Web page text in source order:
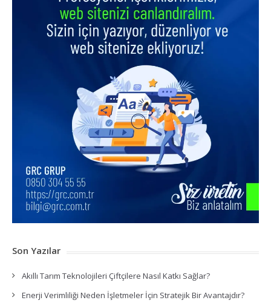
Son Yazılar
Akıllı Tarım Teknolojileri Çiftçilere Nasıl Katkı Sağlar?
Enerji Verimliliği Neden İşletmeler İçin Stratejik Bir Avantajdır?